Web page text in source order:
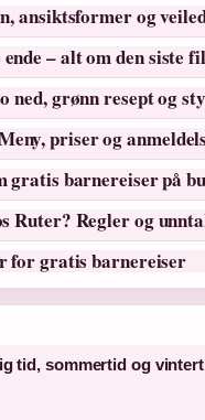
ansiktsformer og
– alt om den siste
ned, grønn resept og
priser og
barnereiser på
Ruter? Regler og
for gratis barnereiser
tid, sommertid og